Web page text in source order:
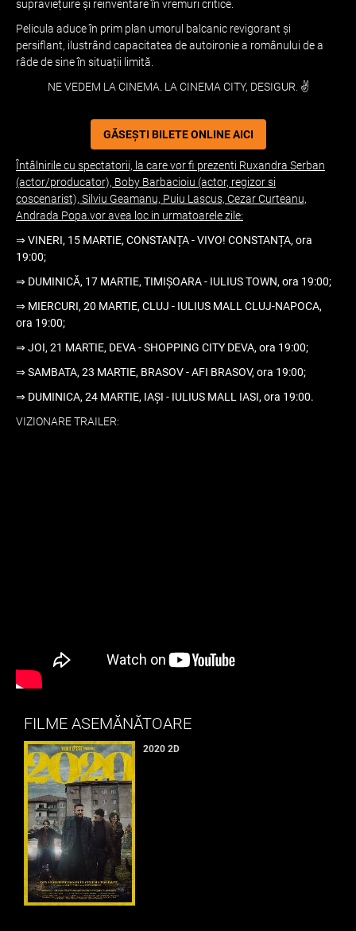
supraviețuire și reinventare în vremuri critice.
Pelicula aduce în prim plan umorul balcanic revigorant și
persiflant, ilustrând capacitatea de autoironie a românului de a
râde de sine în situații limită.
NE VEDEM LA CINEMA. LA CINEMA CITY, DESIGUR. ✌️
GĂSEȘTI BILETE ONLINE AICI
Întâlnirile cu spectatorii, la care vor fi prezenti Ruxandra Serban
(actor/producator), Boby Barbacioiu (actor, regizor si
coscenarist), Silviu Geamanu, Puiu Lascus, Cezar Curteanu,
Andrada Popa.vor avea loc in urmatoarele zile:
⇒ VINERI, 15 MARTIE, CONSTANȚA - VIVO! CONSTANȚA, ora
19:00;
⇒ DUMINICĂ, 17 MARTIE, TIMIȘOARA - IULIUS TOWN, ora 19:00;
⇒ MIERCURI, 20 MARTIE, CLUJ - IULIUS MALL CLUJ-NAPOCA,
ora 19:00;
⇒ JOI, 21 MARTIE, DEVA - SHOPPING CITY DEVA, ora 19:00;
⇒ SAMBATA, 23 MARTIE, BRASOV - AFI BRASOV, ora 19:00;
⇒ DUMINICA, 24 MARTIE, IAȘI - IULIUS MALL IASI, ora 19:00.
VIZIONARE TRAILER:
FILME ASEMĂNĂTOARE
2020 2D